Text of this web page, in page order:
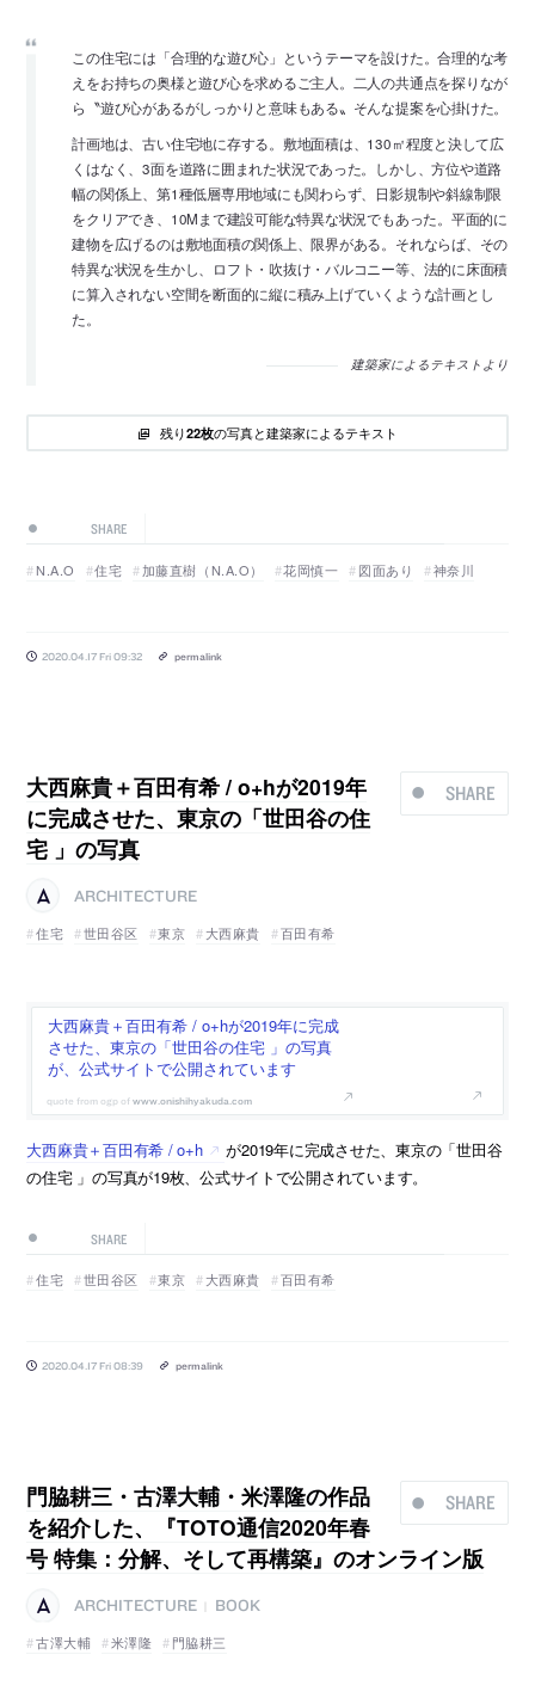
この住宅には「合理的な遊び心」というテーマを設けた。合理的な考
えをお持ちの奥様と遊び心を求めるご主人。二人の共通点を探りなが
ら〝遊び心があるがしっかりと意味もある〟そんな提案を心掛けた。
計画地は、古い住宅地に存する。敷地面積は、130㎡程度と決して広
くはなく、3面を道路に囲まれた状況であった。しかし、方位や道路
幅の関係上、第1種低層専用地域にも関わらず、日影規制や斜線制限
をクリアでき、10Mまで建設可能な特異な状況でもあった。平面的に
建物を広げるのは敷地面積の関係上、限界がある。それならば、その
特異な状況を生かし、ロフト・吹抜け・バルコニー等、法的に床面積
に算入されない空間を断面的に縦に積み上げていくような計画とし
た。
建築家によるテキストより
残り22枚の写真と建築家によるテキスト
SHARE
N.A.O 住宅 加藤直樹（N.A.O） 花岡慎一 図面あり 神奈川
2020.04.17 Fri 09:32 permalink
SHARE
大西麻貴＋百田有希 / o+hが2019年
に完成させた、東京の「世田谷の住
宅 」の写真
ARCHITECTURE
住宅
世田谷区 東京 大西麻貴 百田有希
大西麻貴＋百田有希 / o+hが2019年に完成
させた、東京の「世田谷の住宅 」の写真
が、公式サイトで公開されています
www.onishihyakuda.com
大西麻貴＋百田有希 / o+h
が2019年に完成させた、東京の「世田谷
の住宅 」の写真が19枚、公式サイトで公開されています。
SHARE
住宅 世田谷区 東京 大西麻貴 百田有希
2020.04.17 Fri 08:39 permalink
SHARE
門脇耕三・古澤大輔・米澤隆の作品
を紹介した、『TOTO通信2020年春
号 特集：分解、そして再構築』のオンライン版
ARCHITECTURE
BOOK
古澤大輔
米澤隆 門脇耕三